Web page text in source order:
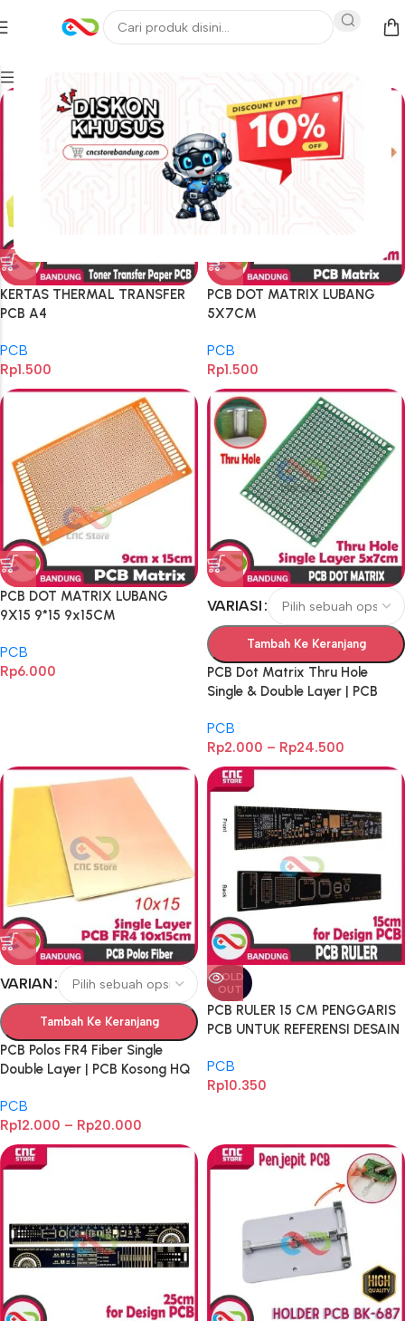
KERTAS THERMAL TRANSFER
PCB A4
PCB
Rp1.500
PCB DOT MATRIX LUBANG
5X7CM
PCB
Rp1.500
PCB DOT MATRIX LUBANG
9X15 9*15 9x15CM
PCB
Rp6.000
VARIASI
Tambah Ke Keranjang
PCB Dot Matrix Thru Hole
Single & Double Layer | PCB
3×7, 4×6, 5×7, 7×9, 8×12, 9×15,
18×12 cm
PCB
Rp2.000 – Rp24.500
VARIAN
Tambah Ke Keranjang
PCB Polos FR4 Fiber Single
Double Layer | PCB Kosong HQ
untuk Proyek DIY Elektronika
PCB
Rp12.000 – Rp20.000
SOLD
OUT
PCB RULER 15 CM PENGGARIS
PCB UNTUK REFERENSI DESAIN
PCB
Rp10.350